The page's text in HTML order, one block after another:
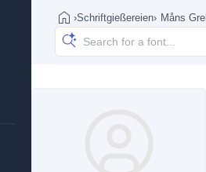
›Schriftgießereien› Måns